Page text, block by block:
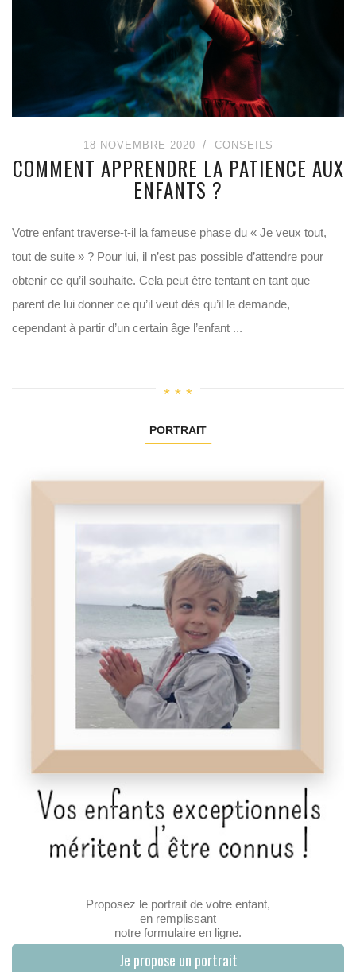
18 NOVEMBRE 2020 CONSEILS
COMMENT APPRENDRE LA PATIENCE AUX
ENFANTS ?
Votre enfant traverse-t-il la fameuse phase du « Je veux tout,
tout de suite » ? Pour lui, il n’est pas possible d’attendre pour
obtenir ce qu’il souhaite. Cela peut être tentant en tant que
parent de lui donner ce qu’il veut dès qu’il le demande,
cependant à partir d’un certain âge l’enfant ...
PORTRAIT
Proposez le portrait de votre enfant,
en remplissant
notre formulaire en ligne.
Je propose un portrait